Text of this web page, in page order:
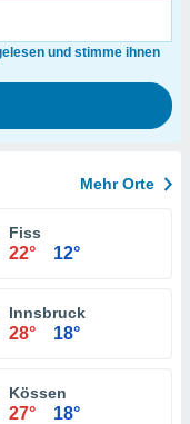
und stimme ihnen
Mehr Orte
Fiss
22° 12°
Innsbruck
28° 18°
Kössen
27° 18°